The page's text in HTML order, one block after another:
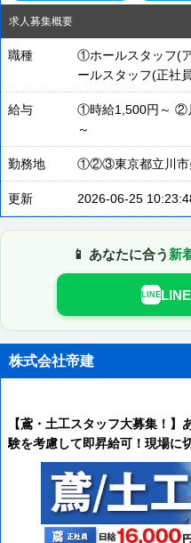
求人募集概要
職種
①ホールスタッフ(
ールスタッフ(正社
給与
①時給1,500円～ ②
～
勤務地 ①②③東京都立川市
更新 2026-06-25
📱 あなたに合う 新
LINE
株式会社帝建
【鳶・土工スタッフ大募集！
験を考慮して即昇給可！現場に
腰を据えて働きませんか？